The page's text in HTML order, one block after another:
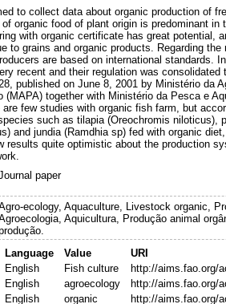
to collect data about organic production of
organic food of plant origin is predominant in
with organic certificate has great potential,
to grains and organic products. Regarding the
are based on international standards.
recent and their regulation was consolidated
published on June 8, 2001 by Ministério da
(MAPA) together with Ministério da Pesca e
are few studies with organic fish farm, but
such as tilapia (Oreochromis niloticus),
and jundia (Ramdhia sp) fed with organic
results quite optimistic about the production
paper
ecology, Aquaculture, Livestock organic,
Aquicultura, Produção animal
Language Value
URI
English
Fish culture
http://aims.fao.org/
English
agroecology
http://aims.fao.org/
English
organic
http://aims.fao.org/